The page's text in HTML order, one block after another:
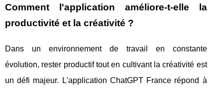
Comment l'application améliore-t-elle la
productivité et la créativité ?
Dans un environnement de travail en constante
évolution, rester productif tout en cultivant la créativité est
un défi majeur. L'application ChatGPT France répond à